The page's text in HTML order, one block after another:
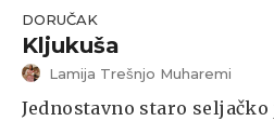
DORUČAK
Kljukuša
Lamija Trešnjo Muharemi
Jednostavno staro